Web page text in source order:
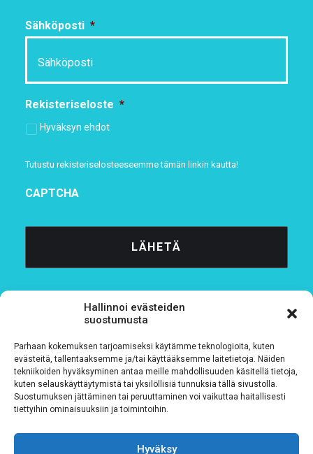
Hallinnoi evästeiden
suostumusta
Parhaan kokemuksen tarjoamiseksi käytämme teknologioita, kuten
evästeitä, tallentaaksemme ja/tai käyttääksemme laitetietoja. Näiden
tekniikoiden hyväksyminen antaa meille mahdollisuuden käsitellä tietoja,
kuten selauskäyttäytymistä tai yksilöllisiä tunnuksia tällä sivustolla.
Suostumuksen jättäminen tai peruuttaminen voi vaikuttaa haitallisesti
tiettyihin ominaisuuksiin ja toimintoihin.
Hyväksy
Sähköposti *
Rekisteriseloste *
Hyväksyn ehdot
Tutustu rekisteriselosteeseemmetämän linkin kautta!
CAPTCHA
Tietosuojaseloste
Verkkolaskutustiedot